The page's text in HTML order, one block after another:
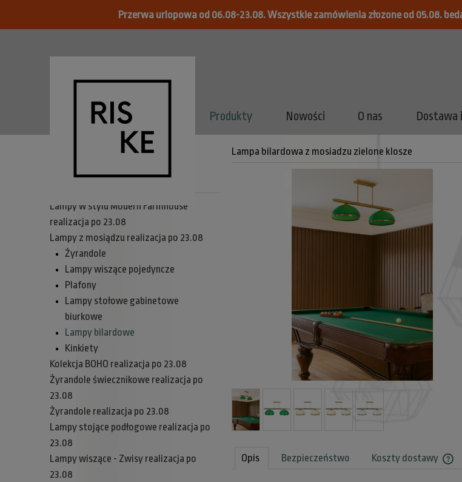
Przerwa urlopowa od 06.08-23.08. Wszystkie zamówienia złozone od 05.08.
Produkty Nowości O nas Dostawa
Lampy w stylu Modern Farmhouse
realizacja po 23.08
Lampy z mosiądzu realizacja po 23.08
Żyrandole
Lampy wiszące pojedyncze
Plafony
Lampy stołowe gabinetowe
biurkowe
Lampy bilardowe
Kinkiety
Kolekcja BOHO realizacja po 23.08
Żyrandole świecznikowe realizacja po
23.08
Żyrandole realizacja po 23.08
Lampy stojące podłogowe realizacja po
23.08
Lampy wiszące - Zwisy realizacja po
23.08
Lampa bilardowa z mosiadzu zielone klosze
Opis Bezpieczeństwo Koszty dostawy